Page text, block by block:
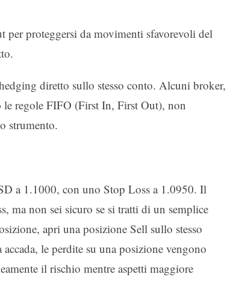
per proteggersi da movimenti sfavorevoli del
diretto sullo stesso conto. Alcuni broker,
regole FIFO (First In, First Out), non
strumento.
a 1.1000, con uno Stop Loss a 1.0950. Il
ma non sei sicuro se si tratti di un semplice
apri una posizione Sell sullo stesso
le perdite su una posizione vengono
il rischio mentre aspetti maggiore